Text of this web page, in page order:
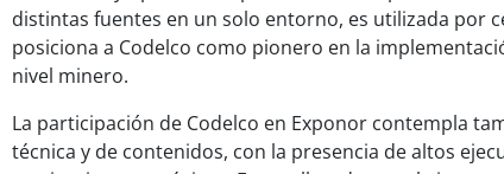
distintas fuentes en un solo entorno, es utilizada por
posiciona a Codelco como pionero en la
nivel minero.
La participación de Codelco en Exponor contempla
técnica y de contenidos, con la presencia de altos